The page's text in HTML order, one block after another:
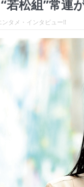
松組”常連
ンタメ・インタビュー!!